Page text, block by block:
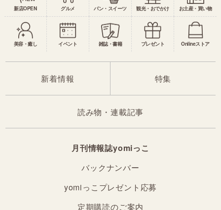
新店OPEN グルメ パン・スイーツ 観光・おでかけ お土産・買い物
美容・癒し イベント 雑誌・書籍 プレゼント Onlineストア
新着情報 特集
読み物・連載記事
月刊情報誌yomiっこ
バックナンバー
yomiっこプレゼント応募
定期購読のご案内